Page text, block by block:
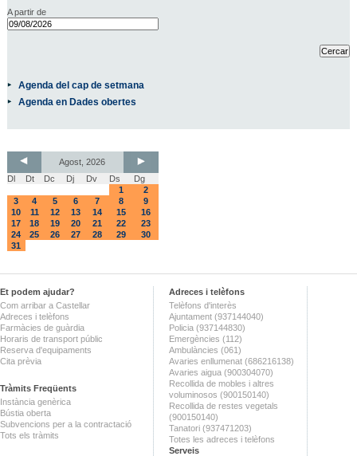
A partir de
Agenda del cap de setmana
Agenda en Dades obertes
Agost, 2026
Dl
Dt Dc Dj Dv Ds
Dg
1
2
3
4 5 6 7 8
9
10
11 12 13 14 15
16
17
18 19 20 21 22
23
24
25 26 27 28 29
30
31
Et podem ajudar?
Com arribar a Castellar
Adreces i telèfons
Farmàcies de guàrdia
Horaris de transport públic
Reserva d'equipaments
Cita prèvia
Tràmits Freqüents
Instància genèrica
Bústia oberta
Subvencions per a la contractació
Tots els tràmits
Adreces i telèfons
Telèfons d'interès
Ajuntament (937144040)
Policia (937144830)
Emergències (112)
Ambulàncies (061)
Avaries enllumenat (686216138)
Avaries aigua (900304070)
Recollida de mobles i altres
voluminosos (900150140)
Recollida de restes vegetals
(900150140)
Tanatori (937471203)
Totes les adreces i telèfons
Serveis